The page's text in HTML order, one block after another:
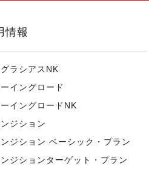
情報
ラシアスNK
イングロード
イングロードNK
ンジション
ンジション ベーシック・プラン
ンジションターゲット・プラン